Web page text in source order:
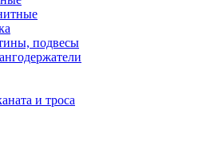
подвесы
и троса